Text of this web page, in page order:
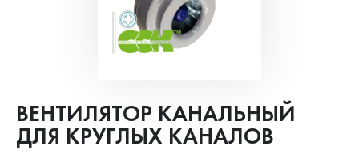
ВЕНТИЛЯТОР КАНАЛЬНЫЙ
ДЛЯ КРУГЛЫХ КАНАЛОВ